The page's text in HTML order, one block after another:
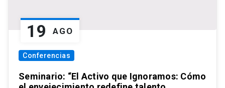
19 AGO
Conferencias
Seminario: “El Activo que Ignoramos: Cómo